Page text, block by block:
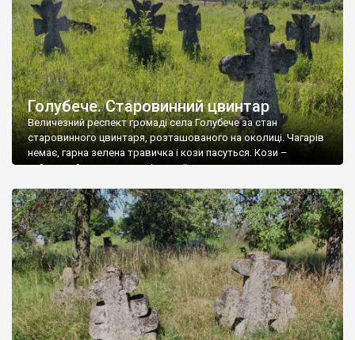
Голубече. Старовинний цвинтар
Величезний респект громаді села Голубече за стан
старовинного цвинтаря, розташованого на околиці. Чагарів
немає, гарна зелена травичка і кози пасуться. Кози –
найкращий регулятор шкідливої, для старих кладовищ,
бруньками, кози ті бруньки обгризають, бо то улюблений
делікатес. На цвинтарі у Голубечому ціла колекція
різноманітних форм хрестів. Село відносно невелике, […]